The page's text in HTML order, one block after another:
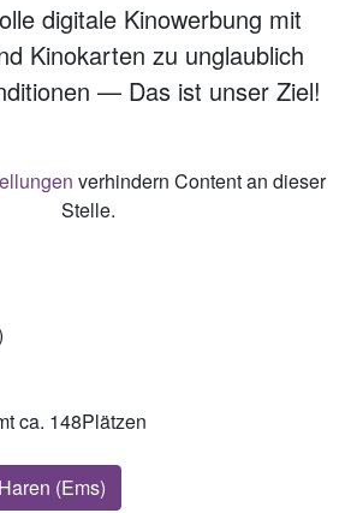
digitale Kinowerbung mit
Kinokarten zu unglaublich
— Das ist unser Ziel!
verhindern Content an dieser
Stelle.
ca. 148Plätzen
(Ems)